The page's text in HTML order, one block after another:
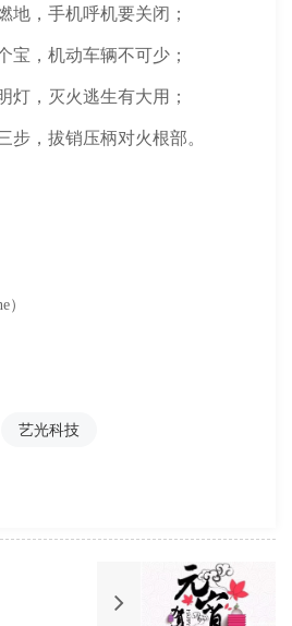
地，手机呼机要关闭；
宝，机动车辆不可少；
灯 ，灭火逃生有大用；
步，拔销压柄对火根部。
）
艺光科技